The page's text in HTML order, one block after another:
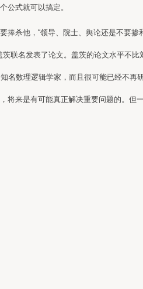
式就可以搞定。
杀他，“领导、院士、舆论还是不要掺
名发表了论文。盖茨的论文水平不比
数理逻辑学家，而且很可能已经不再
来是有可能真正解决重要问题的。但